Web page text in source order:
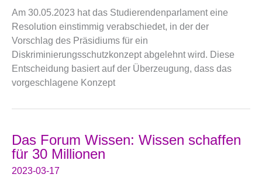
Am 30.05.2023 hat das Studierendenparlament eine
Resolution einstimmig verabschiedet, in der der
Vorschlag des Präsidiums für ein
Diskriminierungsschutzkonzept abgelehnt wird. Diese
Entscheidung basiert auf der Überzeugung, dass das
vorgeschlagene Konzept
Das Forum Wissen: Wissen schaffen
für 30 Millionen
2023-03-17